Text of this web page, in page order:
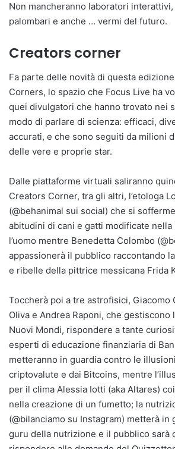
Non mancheranno laboratori
palombari e anche … vermi del futuro.
Creators corner
Fa parte delle novità di questa
Corners, lo spazio che Focus Live ha
quei divulgatori che hanno trovato nei
modo di parlare di scienza: efficaci,
accurati, e che sono seguiti da milioni
delle vere e proprie star.
Dalle piattaforme virtuali saliranno
Creators Corner, tra gli altri, l’etologa
(@behanimal sui social) che si
abitudini di cani e gatti modificate nella
l’uomo mentre Benedetta Colombo
appassionerà il pubblico raccontando
e ribelle della pittrice messicana Frida
Toccherà poi a tre astrofisici, Giacomo
Oliva e Andrea Raponi, che gestiscono
Nuovi Mondi, rispondere a tante
esperti di educazione finanziaria di
metteranno in guardia contro le
criptovalute e dai Bitcoins, mentre
per il clima Alessia Iotti (aka Altares)
nella creazione di un fumetto; la
(@bilanciamo su Instagram) metterà in
guru della nutrizione e il pubblico sarà